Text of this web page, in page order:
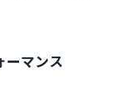
ーマンス